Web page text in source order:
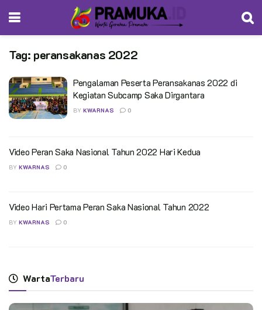
Tag: peransakanas 2022
Pengalaman Peserta Peransakanas 2022 di
Kegiatan Subcamp Saka Dirgantara
BY KWARNAS 0
Video Peran Saka Nasional Tahun 2022 Hari Kedua
BY KWARNAS 0
Video Hari Pertama Peran Saka Nasional Tahun 2022
BY KWARNAS 0
WartaTerbaru